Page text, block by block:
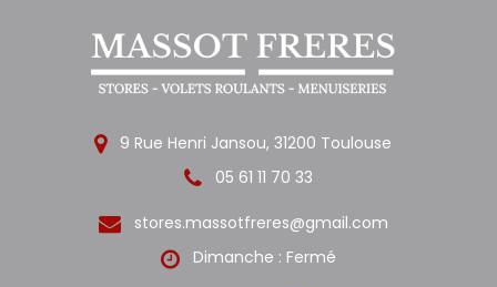
9 Rue Henri Jansou, 31200 Toulouse
05 61 11 70 33
stores.massotfreres@gmail.com
Dimanche : Fermé